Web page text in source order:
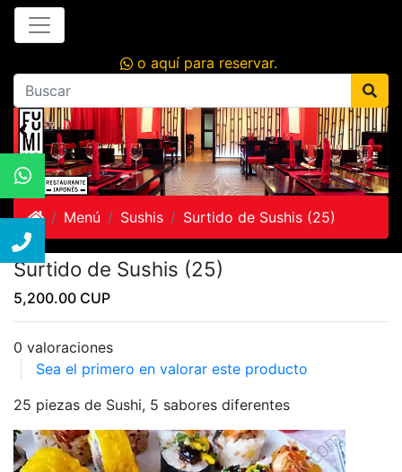
o aquí para reservar.
InicioMenú Sushis Surtido de Sushis (25)
Surtido de Sushis (25)
5,200.00 CUP
0 valoraciones
Sea el primero en valorar este producto
25 piezas de Sushi, 5 sabores diferentes